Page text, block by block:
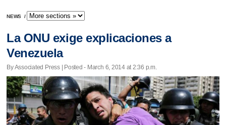
NEWS /
La ONU exige explicaciones a
Venezuela
By Associated Press | Posted - March 6, 2014 at 2:36 p.m.